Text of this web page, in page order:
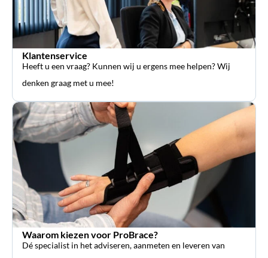
Klantenservice
Heeft u een vraag? Kunnen wij u ergens mee helpen? Wij
denken graag met u mee!
Waarom kiezen voor ProBrace?
Dé specialist in het adviseren, aanmeten en leveren van